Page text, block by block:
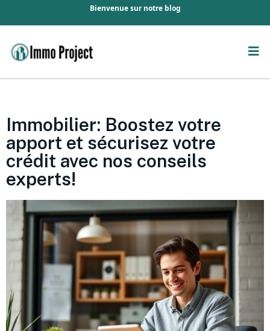
Bienvenue sur notre blog
Immobilier: Boostez votre
apport et sécurisez votre
crédit avec nos conseils
experts!